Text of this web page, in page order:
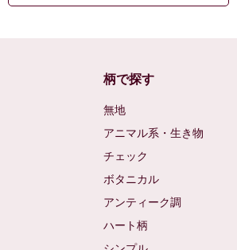
柄で探す
無地
アニマル系・生き物
チェック
ボタニカル
アンティーク調
ハート柄